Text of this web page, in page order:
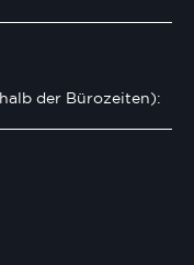
der Bürozeiten):